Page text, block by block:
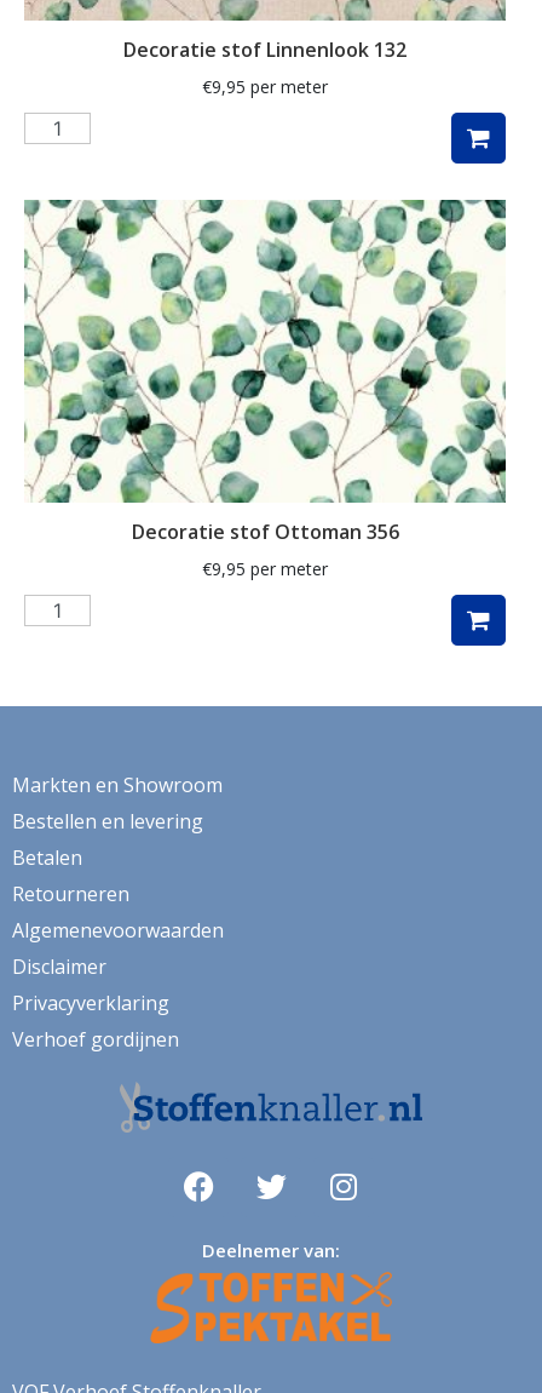
huizen
ijsbeer
indoor
kaart
kabouter
kamille
kat
katoen
kerst
kerstman
kippen
klaproos
klaprozen
kleed
kruiden
Decoratie stof Linnenlook 132
€9,95 per meter
Decoratie stof Ottoman 356
€9,95 per meter
Markten en Showroom
Bestellen en levering
Betalen
Retourneren
Algemenevoorwaarden
Disclaimer
Privacyverklaring
Verhoef gordijnen
Deelnemer van: